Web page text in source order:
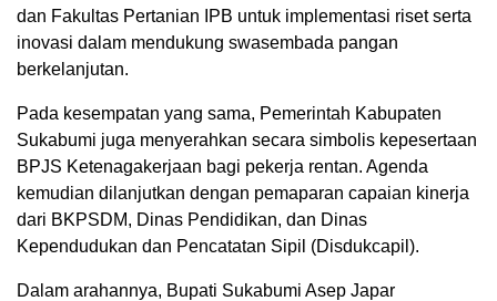
dan Fakultas Pertanian IPB untuk implementasi riset serta
inovasi dalam mendukung swasembada pangan
berkelanjutan.
Pada kesempatan yang sama, Pemerintah Kabupaten
Sukabumi juga menyerahkan secara simbolis kepesertaan
BPJS Ketenagakerjaan bagi pekerja rentan. Agenda
kemudian dilanjutkan dengan pemaparan capaian kinerja
dari BKPSDM, Dinas Pendidikan, dan Dinas
Kependudukan dan Pencatatan Sipil (Disdukcapil).
Dalam arahannya, Bupati Sukabumi Asep Japar